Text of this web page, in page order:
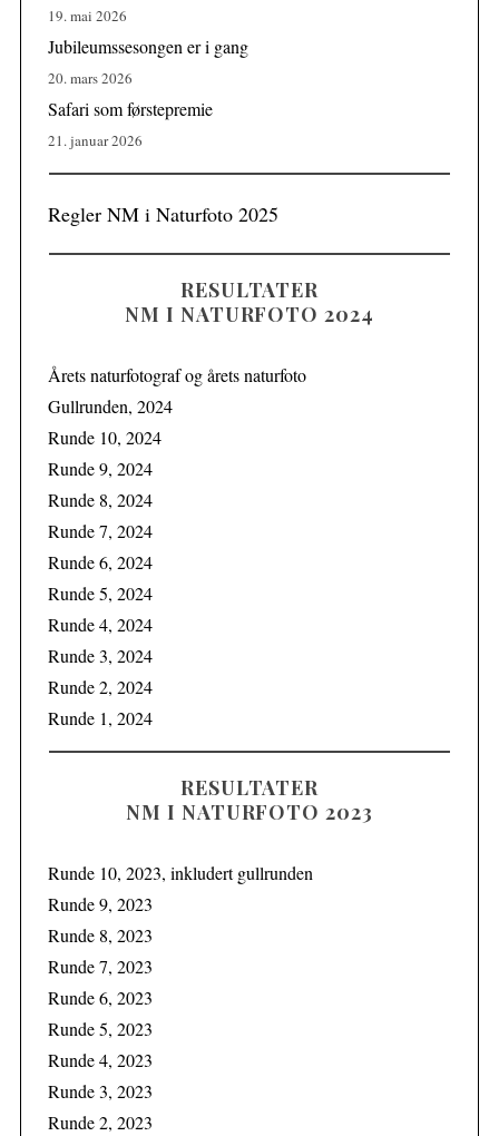
19. mai 2026
Jubileumssesongen er i gang
20. mars 2026
Safari som førstepremie
21. januar 2026
Regler NM i Naturfoto 2025
RESULTATER
NM I NATURFOTO 2024
Årets naturfotograf og årets naturfoto
Gullrunden, 2024
Runde 10, 2024
Runde 9, 2024
Runde 8, 2024
Runde 7, 2024
Runde 6, 2024
Runde 5, 2024
Runde 4, 2024
Runde 3, 2024
Runde 2, 2024
Runde 1, 2024
RESULTATER
NM I NATURFOTO 2023
Runde 10, 2023, inkludert gullrunden
Runde 9, 2023
Runde 8, 2023
Runde 7, 2023
Runde 6, 2023
Runde 5, 2023
Runde 4, 2023
Runde 3, 2023
Runde 2, 2023